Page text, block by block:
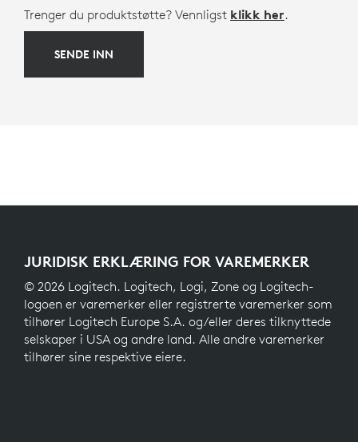
Trenger du produktstøtte? Vennligst klikk her.
SENDE INN
JURIDISK ERKLÆRING FOR VAREMERKER
© 2026 Logitech. Logitech, Logi, Zone og Logitech-
logoen er varemerker eller registrerte varemerker som
tilhører Logitech Europe S.A. og/eller deres tilknyttede
selskaper i USA og andre land. Alle andre varemerker
tilhører sine respektive eiere.